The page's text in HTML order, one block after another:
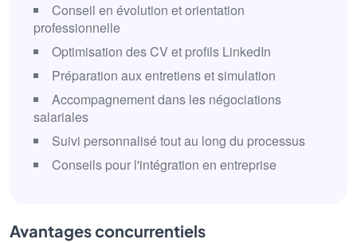
Conseil en évolution et orientation
professionnelle
Optimisation des CV et profils LinkedIn
Préparation aux entretiens et simulation
Accompagnement dans les négociations
salariales
Suivi personnalisé tout au long du processus
Conseils pour l'intégration en entreprise
Avantages concurrentiels